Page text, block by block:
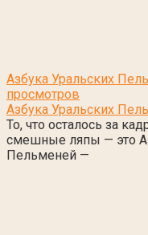
Азбука Уральских
просмотров
Азбука Уральских
То, что осталось за
смешные ляпы — это
Пельменей —